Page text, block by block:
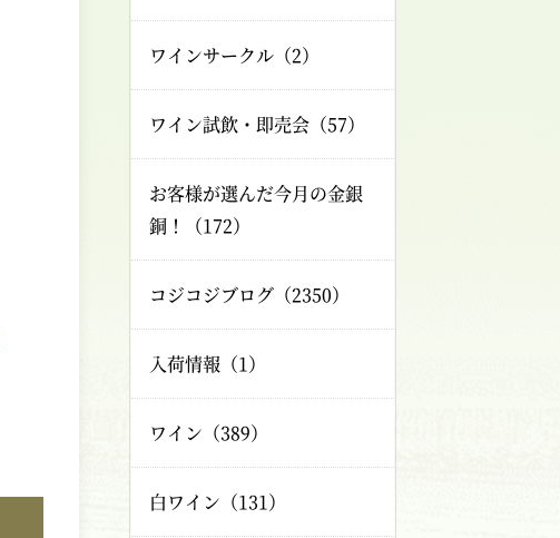
ワインサークル（2）
ワイン試飲・即売会（57）
お客様が選んだ今月の金銀
銅！（172）
コジコジブログ（2350）
入荷情報（1）
ワイン（389）
白ワイン（131）